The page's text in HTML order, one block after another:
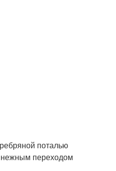
поталью
нежным переходом